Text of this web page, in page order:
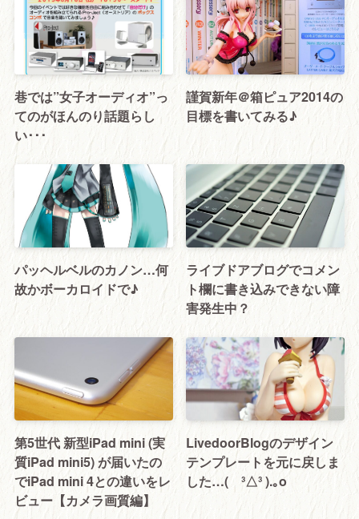
巷では”女子オーディオ”っ
てのがほんのり話題らし
い･･･
謹賀新年＠箱ピュア2014の
目標を書いてみる♪
パッヘルベルのカノン…何
故かボーカロイドで♪
ライブドアブログでコメン
ト欄に書き込みできない障
害発生中？
第5世代 新型iPad mini (実
質iPad mini5) が届いたの
でiPad mini 4との違いをレ
ビュー【カメラ画質編】
LivedoorBlogのデザイン
テンプレートを元に戻しま
した…( ³△³ ).｡o